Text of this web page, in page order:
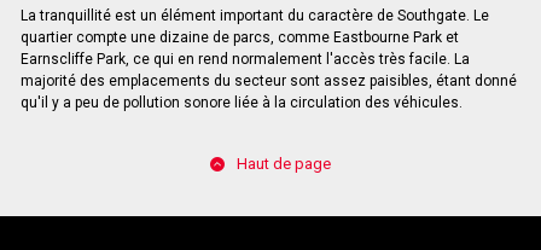
La tranquillité est un élément important du caractère de Southgate. Le
quartier compte une dizaine de parcs, comme Eastbourne Park et
Earnscliffe Park, ce qui en rend normalement l'accès très facile. La
majorité des emplacements du secteur sont assez paisibles, étant donné
qu'il y a peu de pollution sonore liée à la circulation des véhicules.
Haut de page